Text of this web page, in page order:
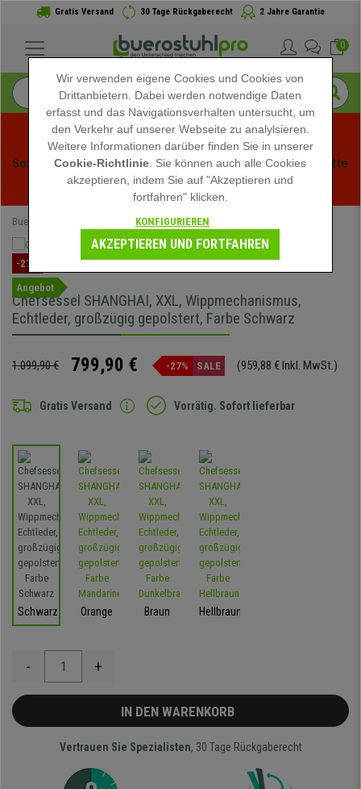
Gratis Versand 30 Tage Rückgaberecht 2 Jahre Garantie
0
Sommerschlussverauf bei buerstuhlpro! Exklusive Rabatte
für kurze Zeit - Aktion ansehen -
Buerostuhlpro FRÜHLINGSANGEBOTE
-27%
Angebot
Chefsessel SHANGHAI, XXL, Wippmechanismus,
Echtleder, großzügig gepolstert, Farbe Schwarz
1.099,90 € 799,90 € -27% SALE (959,88 € Inkl. MwSt.)
Gratis Versand Vorrätig. Sofort lieferbar
Schwarz Orange Braun Hellbraun
- +
IN DEN WARENKORB
Vertrauen Sie Spezialisten, 30 Tage Rückgaberecht
Wir verwenden eigene Cookies und Cookies von
Drittanbietern. Dabei werden notwendige Daten
erfasst und das Navigationsverhalten untersucht, um
den Verkehr auf unserer Webseite zu analylsieren.
Weitere Informationen darüber finden Sie in unserer
Cookie-Richtlinie . Sie können auch alle Cookies
akzeptieren, indem Sie auf "Akzeptieren und
fortfahren" klicken.
KONFIGURIEREN
AKZEPTIEREN UND FORTFAHREN